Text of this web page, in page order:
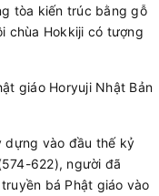
tòa kiến trúc bằng gỗ
chùa Hokkiji có tượng
dựng vào đầu thế kỷ
622), người đã
bá Phật giáo vào